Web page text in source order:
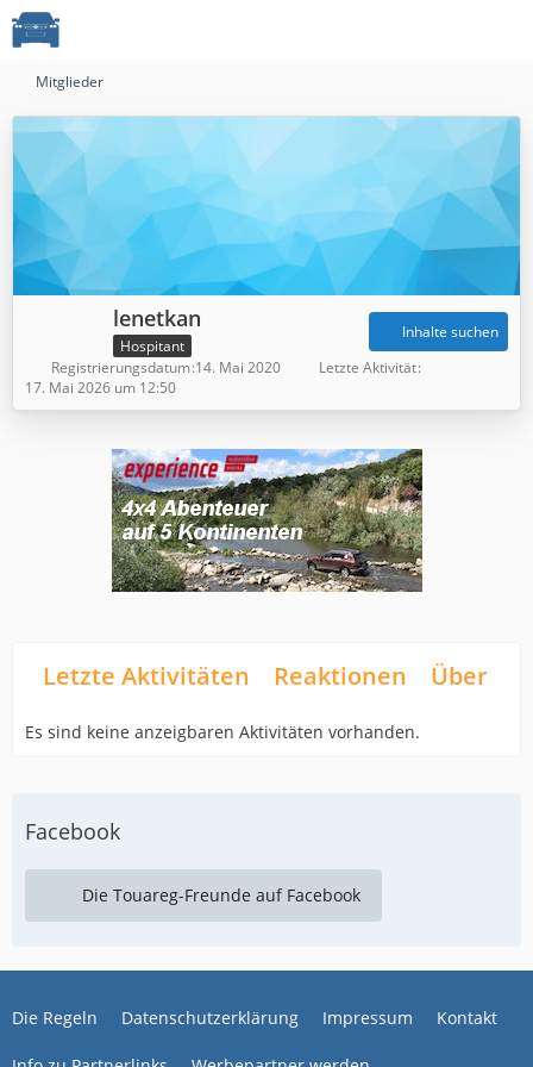
Mitglieder
lenetkan
Hospitant
Inhalte suchen
Registrierungsdatum 14. Mai 2020
Letzte Aktivität
17. Mai 2026 um 12:50
Letzte Aktivitäten Reaktionen Über
Es sind keine anzeigbaren Aktivitäten vorhanden.
Facebook
Die Touareg-Freunde auf Facebook
Die Regeln Datenschutzerklärung Impressum Kontakt